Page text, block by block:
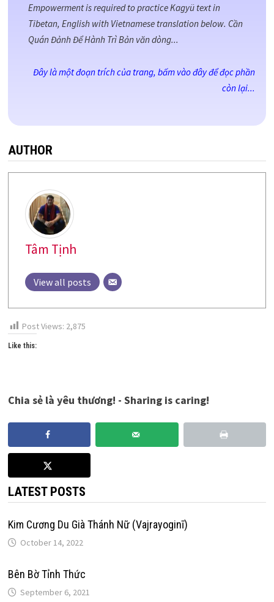
Empowerment is required to practice Kagyü text in
Tibetan, English with Vietnamese translation below. Cần
Quán Đảnh Để Hành Trì Bản văn dòng...
Đây là một đoạn trích của trang, bấm vào đây để đọc phần
còn lại...
AUTHOR
Tâm Tịnh
View all posts
Post Views: 2,875
Like this:
Chia sẻ là yêu thương! - Sharing is caring!
LATEST POSTS
Kim Cương Du Già Thánh Nữ (Vajrayoginī)
October 14, 2022
Bên Bờ Tỉnh Thức
September 6, 2021